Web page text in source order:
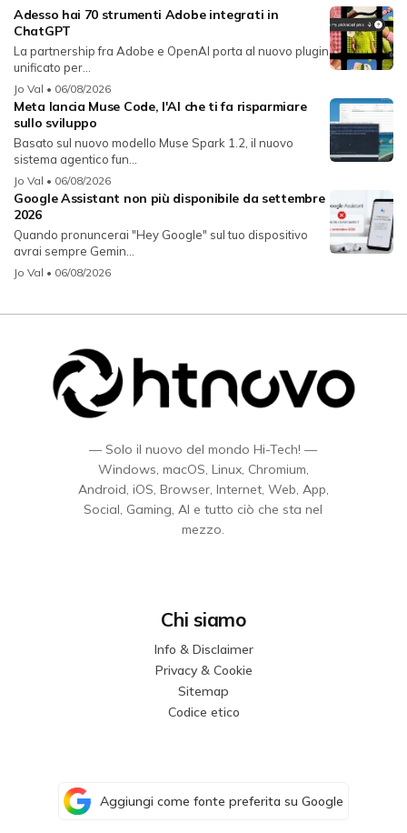
Adesso hai 70 strumenti Adobe integrati in
ChatGPT
La partnership fra Adobe e OpenAI porta al nuovo plugin
unificato per...
Jo Val • 06/08/2026
Meta lancia Muse Code, l'AI che ti fa risparmiare
sullo sviluppo
Basato sul nuovo modello Muse Spark 1.2, il nuovo
sistema agentico fun...
Jo Val • 06/08/2026
Google Assistant non più disponibile da settembre
2026
Quando pronuncerai "Hey Google" sul tuo dispositivo
avrai sempre Gemin...
Jo Val • 06/08/2026
— Solo il nuovo del mondo Hi-Tech! —
Windows, macOS, Linux, Chromium,
Android, iOS, Browser, Internet, Web, App,
Social, Gaming, AI e tutto ciò che sta nel
mezzo.
Chi siamo
Info & Disclaimer
Privacy & Cookie
Sitemap
Codice etico
Aggiungi come fonte preferita su Google